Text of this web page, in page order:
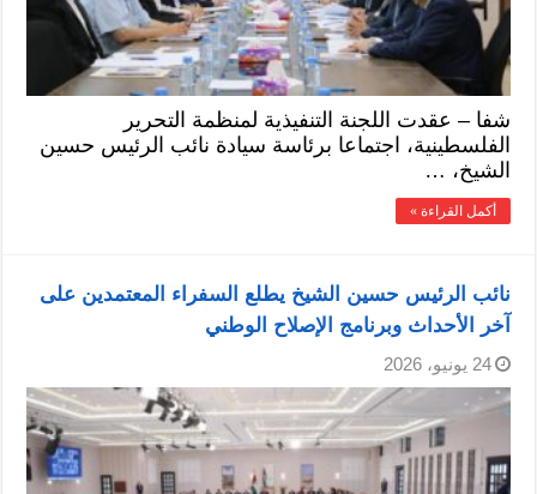
شفا – عقدت اللجنة التنفيذية لمنظمة التحرير
الفلسطينية، اجتماعا برئاسة سيادة نائب الرئيس حسين
الشيخ، …
أكمل القراءة »
نائب الرئيس حسين الشيخ يطلع السفراء المعتمدين على
آخر الأحداث وبرنامج الإصلاح الوطني
24 يونيو، 2026